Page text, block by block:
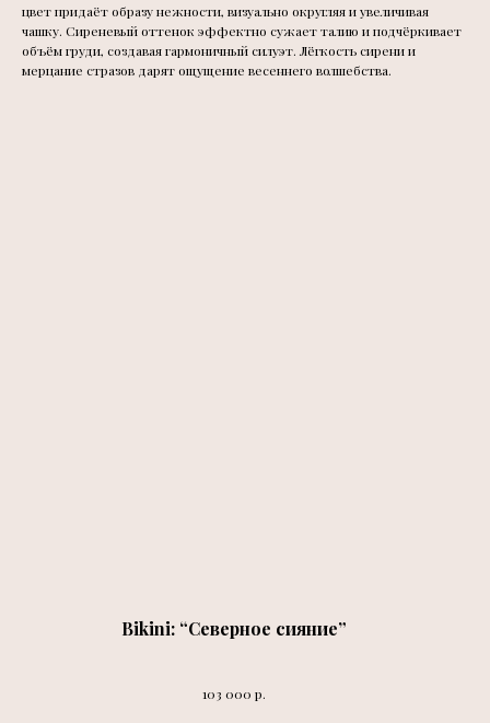
цвет придаёт образу нежности, визуально округляя и увеличивая
чашку. Сиреневый оттенок эффектно сужает талию и подчёркивает
объём груди, создавая гармоничный силуэт. Лёгкость сирени и
мерцание стразов дарят ощущение весеннего волшебства.
Bikini: “Северное сияние”
103 000 р.